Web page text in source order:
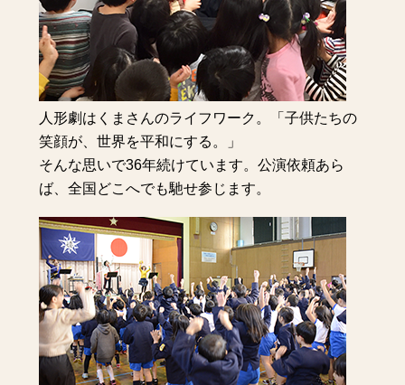
人形劇はくまさんのライフワーク。「子供たちの
笑顔が、世界を平和にする。」
そんな思いで36年続けています。公演依頼あら
ば、全国どこへでも馳せ参じます。